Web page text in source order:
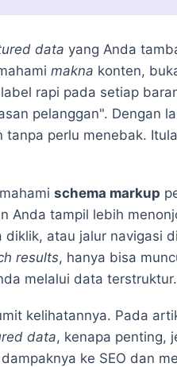
data yang Anda
makna konten,
rapi pada setiap
pelanggan". Dengan
perlu menebak.
schema markup
Anda tampil lebih
atau jalur navigasi
results, hanya bisa
melalui data terstruktur.
kelihatannya. Pada
data, kenapa penting,
ke SEO dan